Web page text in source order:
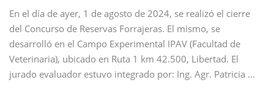
En el día de ayer, 1 de agosto de 2024, se realizó el cierre
del Concurso de Reservas Forrajeras. El mismo, se
desarrolló en el Campo Experimental IPAV (Facultad de
Veterinaria), ubicado en Ruta 1 km 42.500, Libertad. El
jurado evaluador estuvo integrado por: Ing. Agr. Patricia …